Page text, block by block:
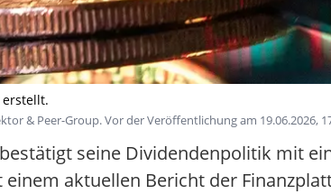
erstellt.
& Peer-Group. Vor der Veröffentlichung am 19.06.2026,
seine Dividendenpolitik mit
aktuellen Bericht der